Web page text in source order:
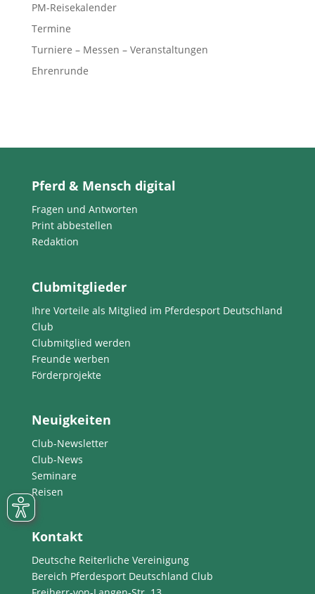
PM-Reisekalender
Termine
Turniere – Messen – Veranstaltungen
Ehrenrunde
Pferd & Mensch digital
Fragen und Antworten
Print abbestellen
Redaktion
Clubmitglieder
Ihre Vorteile als Mitglied im Pferdesport Deutschland
Club
Clubmitglied werden
Freunde werben
Förderprojekte
Neuigkeiten
Club-Newsletter
Club-News
Seminare
Reisen
Kontakt
Deutsche Reiterliche Vereinigung
Bereich Pferdesport Deutschland Club